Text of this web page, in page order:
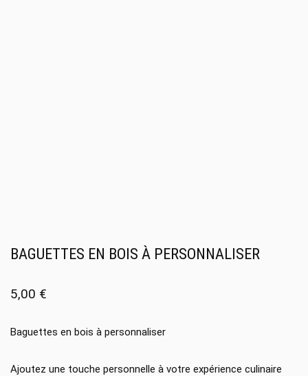
BAGUETTES EN BOIS À PERSONNALISER
5,00 €
Baguettes en bois à personnaliser
Ajoutez une touche personnelle à votre expérience culinaire